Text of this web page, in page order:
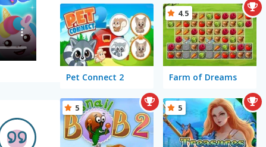
Pet Connect 2 Farm of Dreams
4.5
5 5